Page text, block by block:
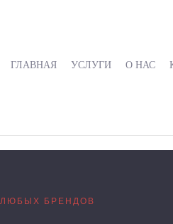
ГЛАВНАЯ УСЛУГИ О НАС
БРЕНДОВ